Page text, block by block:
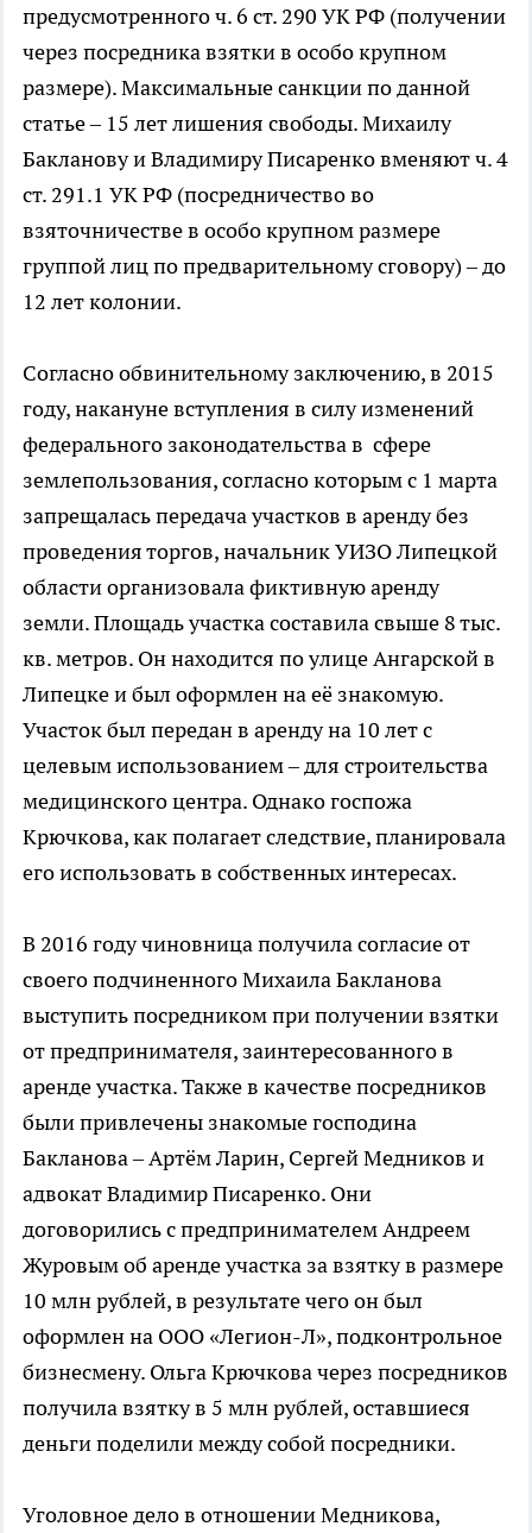
предусмотренного ч. 6 ст. 290 УК РФ (получении
через посредника взятки в особо крупном
размере). Максимальные санкции по данной
статье – 15 лет лишения свободы. Михаилу
Бакланову и Владимиру Писаренко вменяют ч. 4
ст. 291.1 УК РФ (посредничество во
взяточничестве в особо крупном размере
группой лиц по предварительному сговору) – до
12 лет колонии.
Согласно обвинительному заключению, в 2015
году, накануне вступления в силу изменений
федерального законодательства в сфере
землепользования, согласно которым с 1 марта
запрещалась передача участков в аренду без
проведения торгов, начальник УИЗО Липецкой
области организовала фиктивную аренду
земли. Площадь участка составила свыше 8 тыс.
кв. метров. Он находится по улице Ангарской в
Липецке и был оформлен на её знакомую.
Участок был передан в аренду на 10 лет с
целевым использованием – для строительства
медицинского центра. Однако госпожа
Крючкова, как полагает следствие, планировала
его использовать в собственных интересах.
В 2016 году чиновница получила согласие от
своего подчиненного Михаила Бакланова
выступить посредником при получении взятки
от предпринимателя, заинтересованного в
аренде участка. Также в качестве посредников
были привлечены знакомые господина
Бакланова – Артём Ларин, Сергей Медников и
адвокат Владимир Писаренко. Они
договорились с предпринимателем Андреем
Журовым об аренде участка за взятку в размере
10 млн рублей, в результате чего он был
оформлен на ООО «Легион-Л», подконтрольное
бизнесмену. Ольга Крючкова через посредников
получила взятку в 5 млн рублей, оставшиеся
деньги поделили между собой посредники.
Уголовное дело в отношении Медникова,